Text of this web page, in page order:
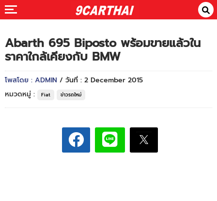
Abarth 695 Biposto พร้อมขายแล้วใน
ราคาใกล้เคียงกับ BMW
โพสโดย : ADMIN / วันที่ : 2 December 2015
หมวดหมู่ :
Fiat ข่าวรถใหม่